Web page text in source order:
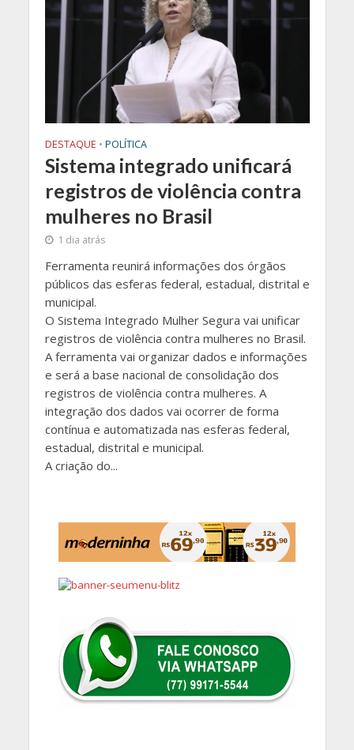
DESTAQUE • POLÍTICA
Sistema integrado unificará
registros de violência contra
mulheres no Brasil
1 dia atrás
Ferramenta reunirá informações dos órgãos
públicos das esferas federal, estadual, distrital e
municipal.
O Sistema Integrado Mulher Segura vai unificar
registros de violência contra mulheres no Brasil.
A ferramenta vai organizar dados e informações
e será a base nacional de consolidação dos
registros de violência contra mulheres. A
integração dos dados vai ocorrer de forma
contínua e automatizada nas esferas federal,
estadual, distrital e municipal.
A criação do...